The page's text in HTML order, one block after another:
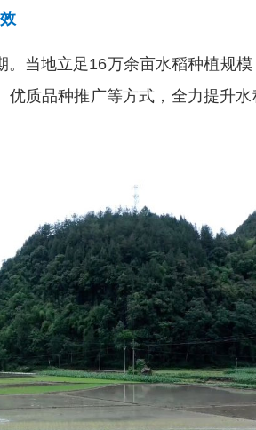
当地立足16万余亩水稻种植规模
质品种推广等方式，全力提升